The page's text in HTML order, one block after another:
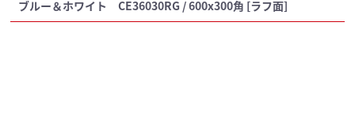
ブルー＆ホワイト CE36030RG / 600x300角 [ラフ面]